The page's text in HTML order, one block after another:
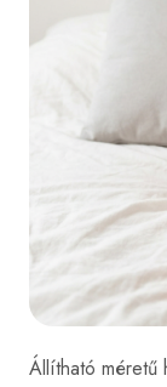
Állítható méretű